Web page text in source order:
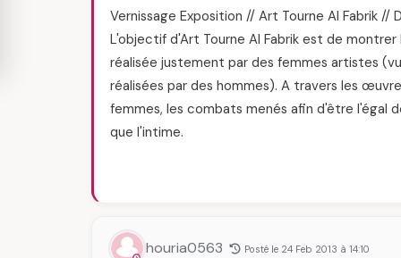
Vernissage Exposition // Art Tourne Al Fabrik //
L'objectif d'Art Tourne Al Fabrik est de
réalisée justement par des femmes artistes
réalisées par des hommes). A travers les
femmes, les combats menés afin d'être l'égal
que l'intime.
houria0563 Posté le 24 Feb 2013 à 14:10